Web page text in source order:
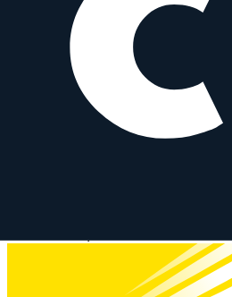
1.4
Sony E, Sony FE
zum Objektiv
vergleichen
A 50 mm f/1.4 DG HSM